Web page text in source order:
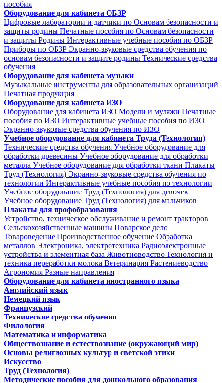
пособия
Оборудование для кабинета ОБЗР
Цифровые лаборатории и датчики по Основам безопасности и
защиты родины Печатные пособия по Основам безопасности
и защиты Родины Интерактивные учебные пособия по ОБЗР
Приборы по ОБЗР Экранно-звуковые средства обучения по
основам безопасности и защите родины Технические средства
обучения
Оборудование для кабинета музыки
Музыкальные инструменты для образовательных организаций
Печатная продукция
Оборудование для кабинета ИЗО
Оборудование для кабинета ИЗО Модели и муляжи Печатные
пособия по ИЗО Интерактивные учебные пособия по ИЗО
Экранно-звуковые средства обучения по ИЗО
Учебное оборудование для кабинета Труда (Технология)
Технические средства обучения Учебное оборудование для
обработки древесины Учебное оборудование для обработки
металла Учебное оборудование для обработки ткани Плакаты
Труд (Технология) Экранно-звуковые средства обучения по
технологии Интерактивные учебные пособия по технологии
Учебное оборудование Труд (Технология) для девочек
Учебное оборудование Труд (Технология) для мальчиков
Плакаты для профобразования
Устройство, техническое обслуживание и ремонт тракторов
Сельскохозяйственные машины Поварское дело
Товароведение Производственное обучение Обработка
металлов Электроника, электротехника Радиоэлектронные
устройства и элементная база Животноводство Технология и
техника переработки молока Ветеринария Растениеводство
Агрономия Разные направления
Оборудование для кабинета иностранного языка
Английский язык
Немецкий язык
Французский
Технические средства обучения
Филология
Математика и информатика
Обществознание и естествознание (окружающий мир)
Основы религиозных культур и светской этики
Искусство
Труд (Технология)
Методические пособия для дошкольного образования